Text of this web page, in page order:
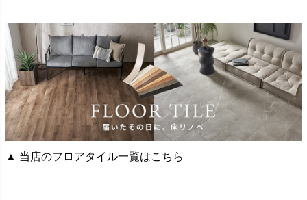
▲ 当店のフロアタイル一覧はこちら